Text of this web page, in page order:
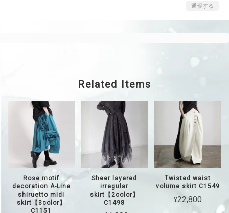
通報する
Related Items
Rose motif
decoration A-Line
shiruetto midi
skirt【3color】
C1151
Sheer layered
irregular
skirt【2color】
C1498
Twisted waist
volume skirt C1549
¥22,800